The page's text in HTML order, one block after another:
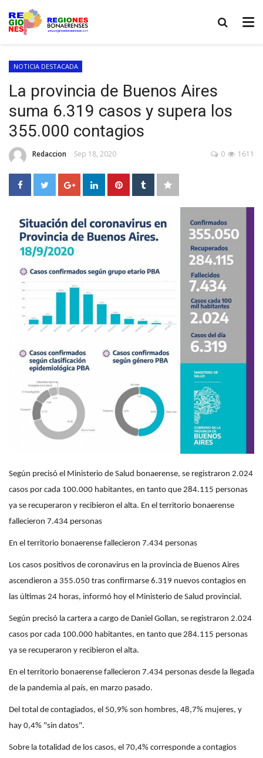
NOTICIA DESTACADA
La provincia de Buenos Aires
suma 6.319 casos y supera los
355.000 contagios
Redaccion Sep 18, 2020 1611
0
Según precisó el Ministerio de Salud bonaerense, se registraron 2.024
casos por cada 100.000 habitantes, en tanto que 284.115 personas
ya se recuperaron y recibieron el alta. En el territorio bonaerense
fallecieron 7.434 personas
En el territorio bonaerense fallecieron 7.434 personas
Los casos positivos de coronavirus en la provincia de Buenos Aires
ascendieron a 355.050 tras confirmarse 6.319 nuevos contagios en
las últimas 24 horas, informó hoy el Ministerio de Salud provincial.
Según precisó la cartera a cargo de Daniel Gollan, se registraron 2.024
casos por cada 100.000 habitantes, en tanto que 284.115 personas
ya se recuperaron y recibieron el alta.
En el territorio bonaerense fallecieron 7.434 personas desde la llegada
de la pandemia al país, en marzo pasado.
Del total de contagiados, el 50,9% son hombres, 48,7% mujeres, y
hay 0,4% "sin datos".
Sobre la totalidad de los casos, el 70,4% corresponde a contagios